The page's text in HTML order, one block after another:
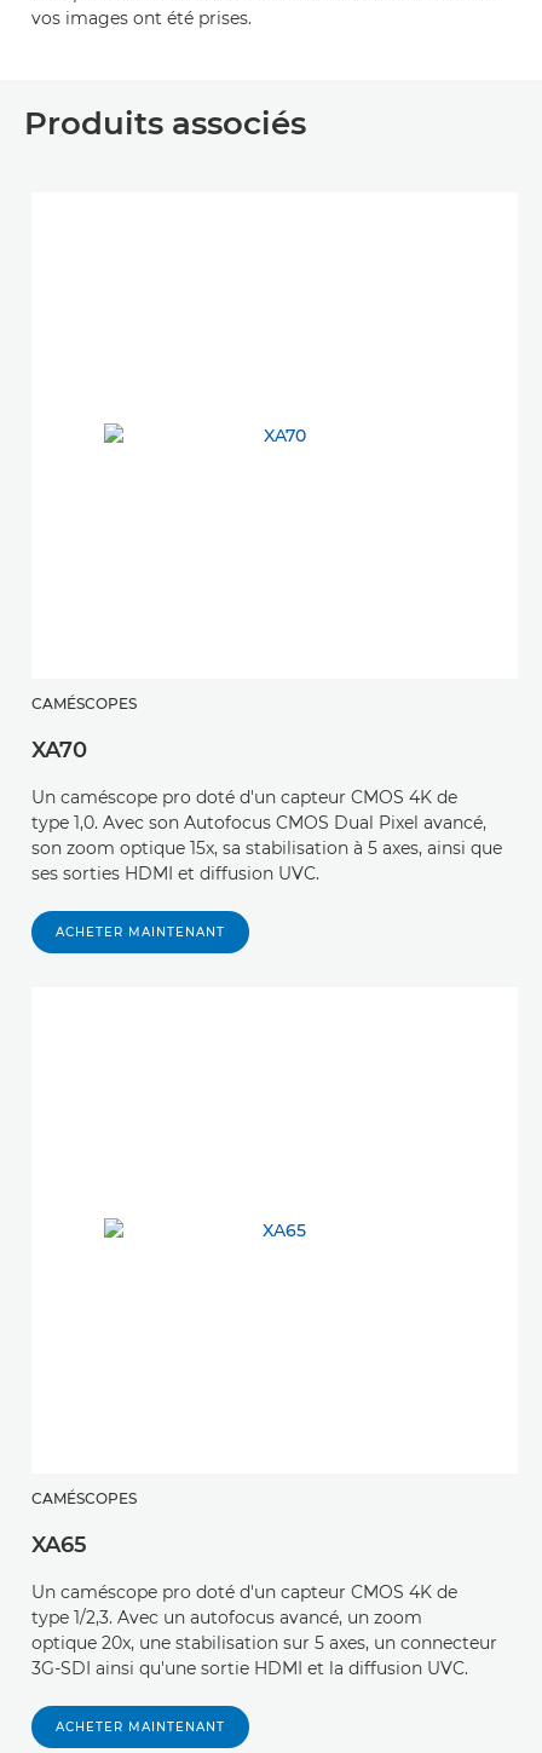
vos images ont été prises.
Produits associés
CAMÉSCOPES
XA70
Un caméscope pro doté d'un capteur CMOS 4K de
type 1,0. Avec son Autofocus CMOS Dual Pixel avancé,
son zoom optique 15x, sa stabilisation à 5 axes, ainsi que
ses sorties HDMI et diffusion UVC.
ACHETER MAINTENANT
CAMÉSCOPES
XA65
Un caméscope pro doté d'un capteur CMOS 4K de
type 1/2,3. Avec un autofocus avancé, un zoom
optique 20x, une stabilisation sur 5 axes, un connecteur
3G-SDI ainsi qu'une sortie HDMI et la diffusion UVC.
ACHETER MAINTENANT